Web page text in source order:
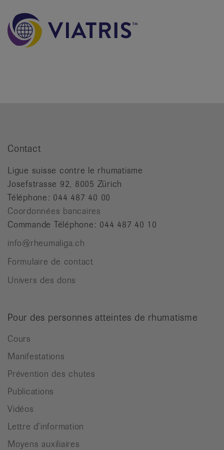
Contact
Ligue suisse contre le rhumatisme
Josefstrasse 92, 8005 Zürich
Téléphone: 044 487 40 00
Coordonnées bancaires
Commande Téléphone: 044 487 40 10
info@rheumaliga.ch
Formulaire de contact
Univers des dons
Pour des personnes atteintes de rhumatisme
Cours
Manifestations
Prévention des chutes
Publications
Vidéos
Lettre d’information
Moyens auxiliaires